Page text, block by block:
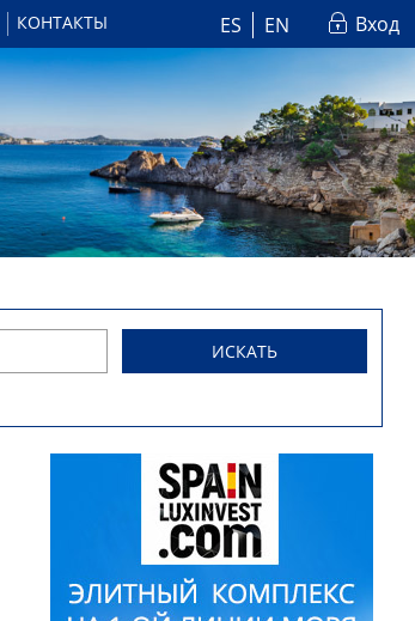
КОНТАКТЫ ES EN Вход
ИСКАТЬ